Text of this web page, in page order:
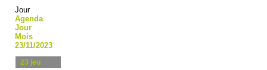
Jour
Agenda
Jour
Mois
23/11/2023
23 jeu